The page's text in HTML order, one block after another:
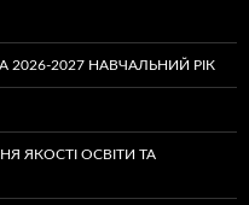
2027 НАВЧАЛЬНИЙ РІК
ЯКОСТІ ОСВІТИ ТА